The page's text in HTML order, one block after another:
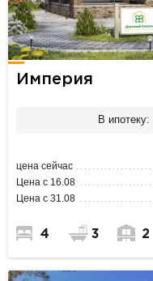
Империя
В ипотеку:
цена сейчас
Цена с 16.08
Цена с 31.08
4 3 2